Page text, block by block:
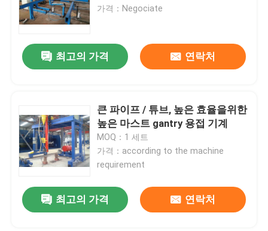
가격：Negociate
최고의 가격 연락처
큰 파이프 / 튜브, 높은 효율을위한
높은 마스트 gantry 용접 기계
MOQ：1 세트
가격：according to the machine
requirement
최고의 가격 연락처